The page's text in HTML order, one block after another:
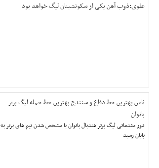
علوی:ذوب آهن یکی از سکونشینان لیگ خواهد بود
ثامن بهترین خط دفاع و سنندج بهترین خط حمله لیگ برتر
بانوان
دور مقدماتی لیگ برتر هندبال بانوان با مشخص شدن تیم های برتر به
پایان رسید